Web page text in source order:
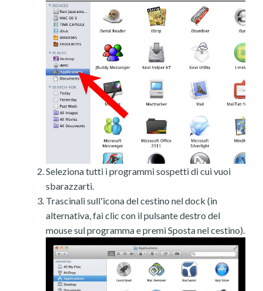
Seleziona tutti i programmi sospetti di cui vuoi
sbarazzarti.
Trascinali sull'icona del cestino nel dock (in
alternativa, fai clic con il pulsante destro del
mouse sul programma e premi Sposta nel cestino).